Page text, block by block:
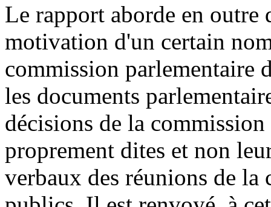
Le rapport aborde en outre
motivation d'un certain
commission parlementaire
les documents
décisions de la
proprement dites et non
verbaux des réunions de la